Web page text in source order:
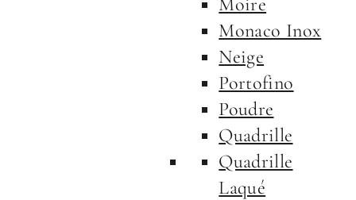
Monaco Inox
Neige
Portofino
Poudre
Quadrille
Quadrille
Laqué